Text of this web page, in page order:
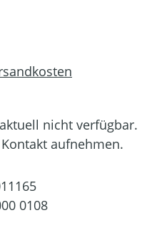
nicht verfügbar.
aufnehmen.
0108